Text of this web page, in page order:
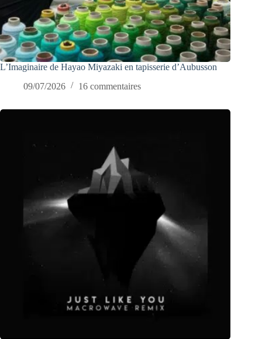
L’Imaginaire de Hayao Miyazaki en tapisserie d’Aubusson
09/07/2026
16 commentaires